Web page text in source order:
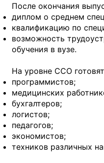
После окончания
диплом о среднем
квалификацию по
возможность
обучения в вузе.
На уровне ССО
программистов;
медицинских
бухгалтеров;
логистов;
педагогов;
экономистов;
техников различных